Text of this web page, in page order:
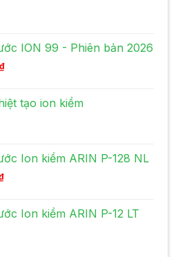
ION 99 - Phiên bản 2026
₫
tạo ion kiềm
Ion kiềm ARIN P-128 NL
Ion kiềm ARIN P-12 LT